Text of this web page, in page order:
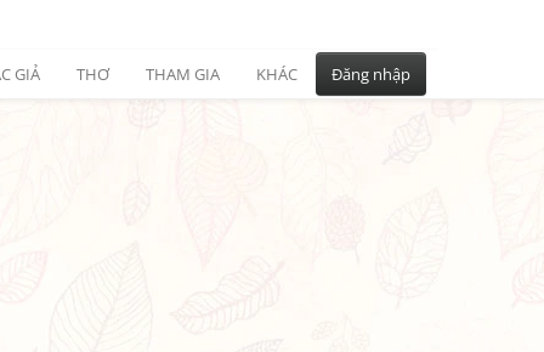
GIẢ THƠ THAM GIA KHÁC Đăng nhập